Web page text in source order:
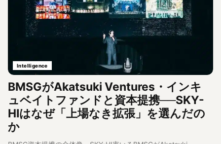
Intelligence
BMSGがAkatsuki Ventures・インキ
ュベイトファンドと資本提携──SKY-
HIはなぜ「上場なき拡張」を選んだの
か